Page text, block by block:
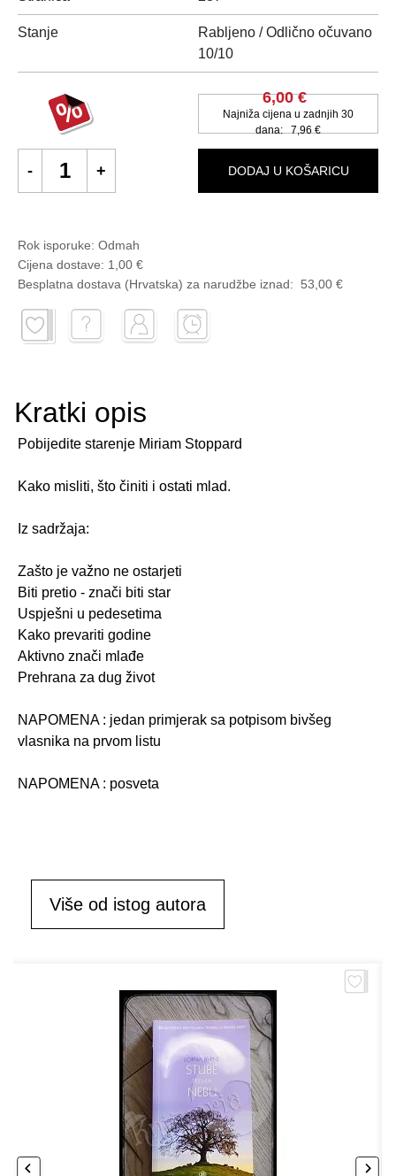
Stanje
Rabljeno / Odlično očuvano
10/10
6,00 €
Najniža cijena u zadnjih 30
dana:7,96 €
DODAJ U KOŠARICU
Rok isporuke: Odmah
Cijena dostave: 1,00 €
Besplatna dostava (Hrvatska) za narudžbe iznad: 53,00 €
Kratki opis
Pobijedite starenje Miriam Stoppard
Kako misliti, što činiti i ostati mlad.
Iz sadržaja:
Zašto je važno ne ostarjeti
Biti pretio - znači biti star
Uspješni u pedesetima
Kako prevariti godine
Aktivno znači mlađe
Prehrana za dug život
NAPOMENA : jedan primjerak sa potpisom bivšeg
vlasnika na prvom listu
NAPOMENA : posveta
Više od istog autora